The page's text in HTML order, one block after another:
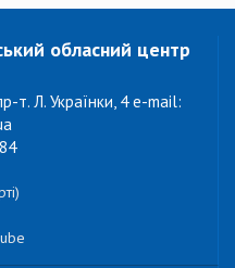
обласний центр
т. Л. Українки, 4 e-mail: